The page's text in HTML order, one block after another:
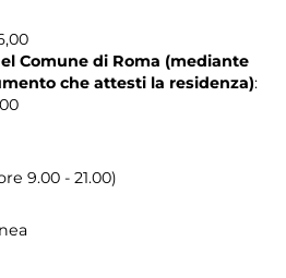
Comune di Roma (mediante
che attesti la residenza):
9.00 - 21.00)